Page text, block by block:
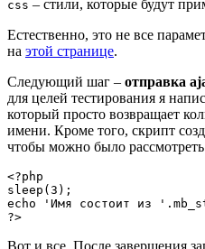
css – стили, которые будут
Естественно, это не все
на этой странице.
Следующий шаг – отправка
для целей тестирования я
который просто возвращает
имени. Кроме того, скрипт
чтобы можно было
<?php
sleep(3);
echo 'Имя состоит из
?>
Вот и все. После завершения